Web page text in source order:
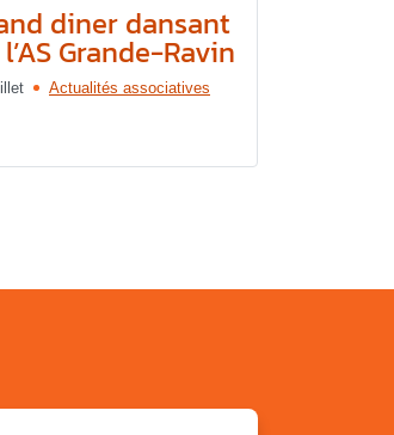
diner dansant
Grande-Ravin
Actualités associatives